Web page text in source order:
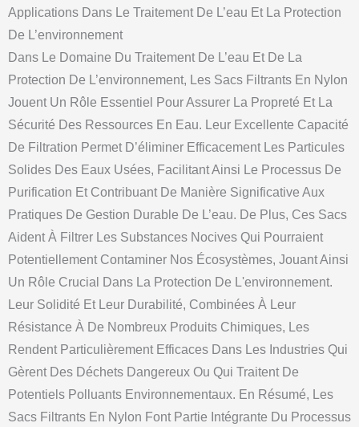
Applications Dans Le Traitement De L’eau Et La Protection
De L’environnement
Dans Le Domaine Du Traitement De L’eau Et De La
Protection De L’environnement, Les Sacs Filtrants En Nylon
Jouent Un Rôle Essentiel Pour Assurer La Propreté Et La
Sécurité Des Ressources En Eau. Leur Excellente Capacité
De Filtration Permet D’éliminer Efficacement Les Particules
Solides Des Eaux Usées, Facilitant Ainsi Le Processus De
Purification Et Contribuant De Manière Significative Aux
Pratiques De Gestion Durable De L’eau. De Plus, Ces Sacs
Aident À Filtrer Les Substances Nocives Qui Pourraient
Potentiellement Contaminer Nos Écosystèmes, Jouant Ainsi
Un Rôle Crucial Dans La Protection De L'environnement.
Leur Solidité Et Leur Durabilité, Combinées À Leur
Résistance À De Nombreux Produits Chimiques, Les
Rendent Particulièrement Efficaces Dans Les Industries Qui
Gèrent Des Déchets Dangereux Ou Qui Traitent De
Potentiels Polluants Environnementaux. En Résumé, Les
Sacs Filtrants En Nylon Font Partie Intégrante Du Processus